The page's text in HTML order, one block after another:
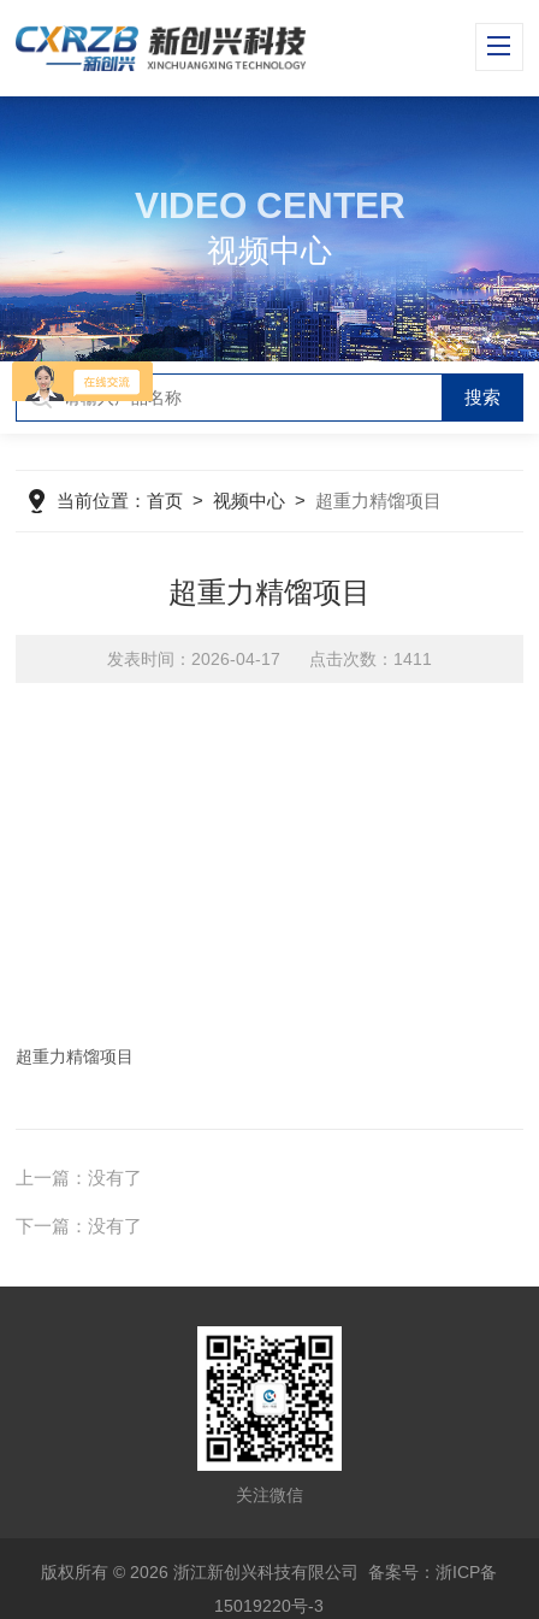
VIDEO CENTER
视频中心
当前位置：首页 >视频中心 > 超重力精馏项目
超重力精馏项目
发表时间：2026-04-17 点击次数：1411
超重力精馏项目
上一篇：没有了
下一篇：没有了
关注微信
版权所有 © 2026 浙江新创兴科技有限公司备案号：浙ICP备
15019220号-3